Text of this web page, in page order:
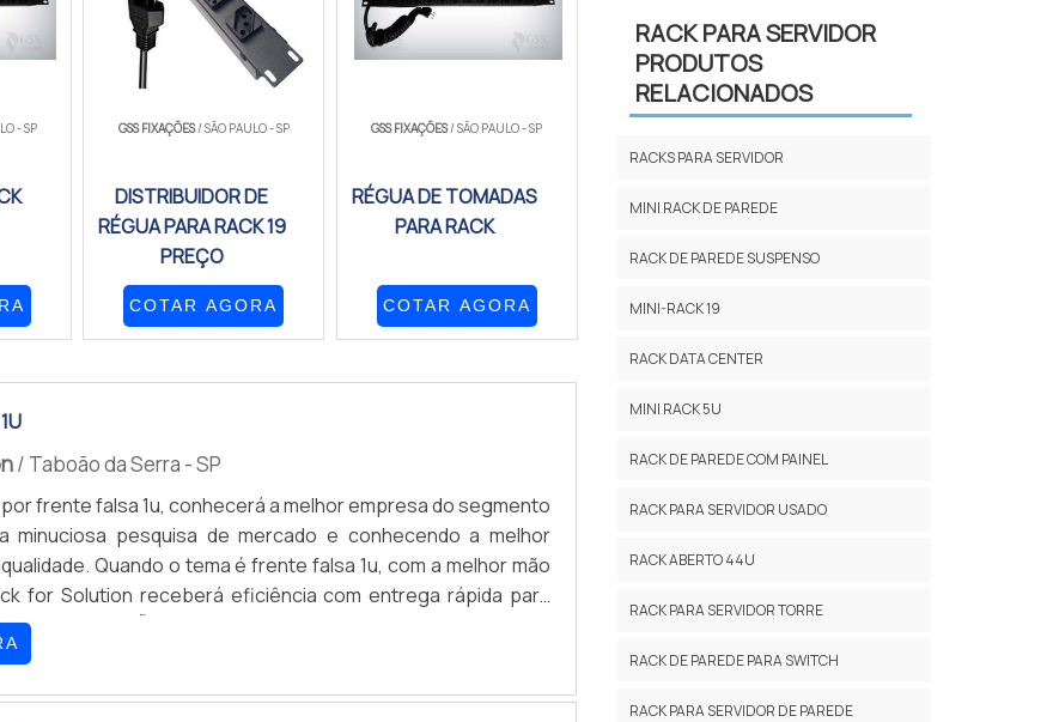
- SP GSS FIXAÇÕES/ SÃO PAULO - SP
DISTRIBUIDOR DE
RÉGUA PARA RACK 19
PREÇO
COTAR AGORA
GSS FIXAÇÕES/ SÃO PAULO - SP
RÉGUA DE TOMADAS
PARA RACK
COTAR AGORA
/ Taboão da Serra - SP
frente falsa 1u, conhecerá a melhor empresa do segmento
minuciosa pesquisa de mercado e conhecendo a melhor
Quando o tema é frente falsa 1u, com a melhor mão
for Solution receberá eficiência com entrega rápida para
INFORMAÇÕES INTERESSANTES SOBRE A FRENTE FALSA
eficientes de demonstrar competência e excelência
RACK PARA SERVIDOR
PRODUTOS
RELACIONADOS
RACKS PARA SERVIDOR
MINI RACK DE PAREDE
RACK DE PAREDE SUSPENSO
MINI-RACK 19
RACK DATA CENTER
MINI RACK 5U
RACK DE PAREDE COM PAINEL
RACK PARA SERVIDOR USADO
RACK ABERTO 44U
RACK PARA SERVIDOR TORRE
RACK DE PAREDE PARA SWITCH
RACK PARA SERVIDOR DE PAREDE